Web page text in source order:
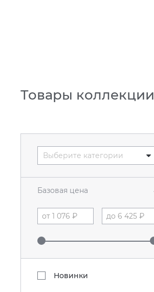
Товары коллекции
Выберите категории
Базовая цена
Новинки